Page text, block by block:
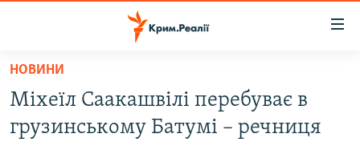
Перейти
основного
матеріалу
Перейти
ВІДЕО ТА ФОТО
НОВИНИ
Міхеїл Саакашвілі перебуває в
грузинському Батумі – речниця